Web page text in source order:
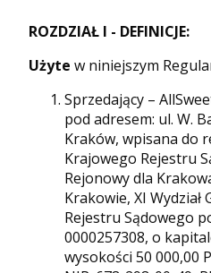
ROZDZIAŁ I - DEFINICJE:
Użyte w niniejszym
Sprzedający –
pod adresem: ul. W.
Kraków, wpisana do
Krajowego Rejestru
Rejonowy dla
Krakowie, XI
Rejestru Sądowego
0000257308, o
wysokości 50 000,00